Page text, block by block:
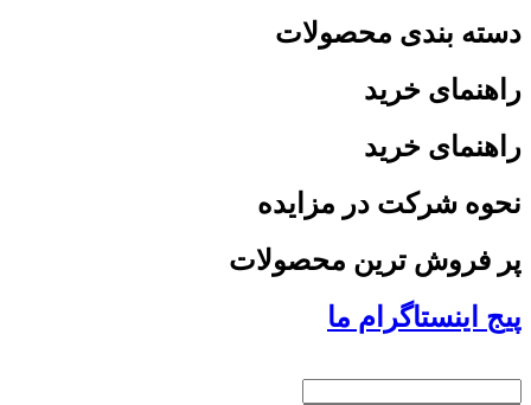
دسته بندی محصولات
راهنمای خرید
راهنمای خرید
نحوه شرکت در مزایده
پر فروش ترین محصولات
پیج اینستاگرام ما